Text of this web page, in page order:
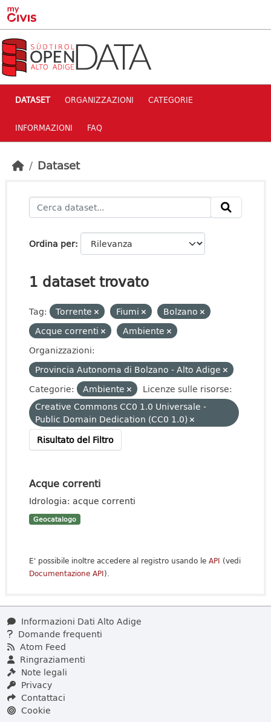
Skip to main content
DATASET ORGANIZZAZIONI CATEGORIE
INFORMAZIONI FAQ
Dataset
Ordina per
1 dataset trovato
Tag: Torrente Fiumi
Bolzano
Acque correnti
Ambiente
Organizzazioni:
Provincia Autonoma di Bolzano - Alto Adige
Categorie:
Ambiente
Licenze sulle risorse:
Creative Commons CC0 1.0 Universale -
Public Domain Dedication (CC0 1.0)
Risultato del Filtro
Acque correnti
Idrologia: acque correnti
Geocatalogo
E' possibile inoltre accedere al registro usando le API (vedi
Documentazione API).
Informazioni Dati Alto Adige
Domande frequenti
Atom Feed
Ringraziamenti
Note legali
Privacy
Contattaci
Cookie